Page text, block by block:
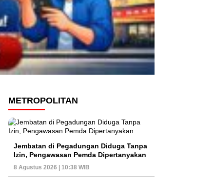
METROPOLITAN
Jembatan di Pegadungan Diduga Tanpa
Izin, Pengawasan Pemda Dipertanyakan
8 Agustus 2026 | 10:38 WIB